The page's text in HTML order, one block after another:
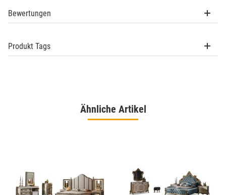
Bewertungen
Produkt Tags
Ähnliche Artikel